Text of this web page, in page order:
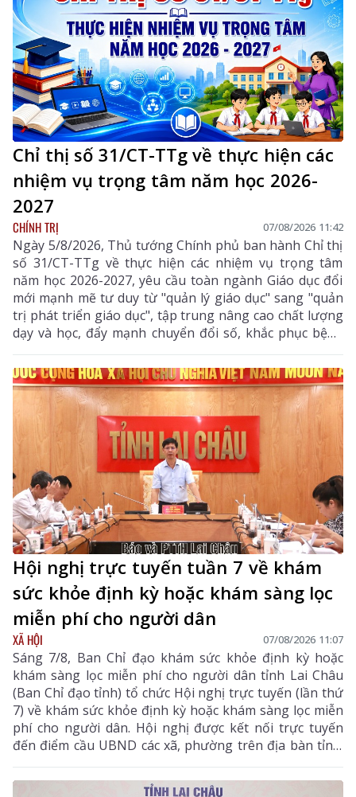
Chỉ thị số 31/CT-TTg về thực hiện các
nhiệm vụ trọng tâm năm học 2026-
2027
CHÍNH TRỊ 07/08/2026 11:42
Ngày 5/8/2026, Thủ tướng Chính phủ ban hành Chỉ thị
số 31/CT-TTg về thực hiện các nhiệm vụ trọng tâm
năm học 2026-2027, yêu cầu toàn ngành Giáo dục đổi
mới mạnh mẽ tư duy từ "quản lý giáo dục" sang "quản
trị phát triển giáo dục", tập trung nâng cao chất lượng
dạy và học, đẩy mạnh chuyển đổi số, khắc phục bệnh
thành tích, bảo đảm đủ giáo viên, trường lớp, cơ sở
vật chất và xây dựng môi trường giáo dục an toàn,
hiện đại, đáp ứng yêu cầu phát triển nguồn nhân lực
chất lượng cao.
Hội nghị trực tuyến tuần 7 về khám
sức khỏe định kỳ hoặc khám sàng lọc
miễn phí cho người dân
XÃ HỘI 07/08/2026 11:07
Sáng 7/8, Ban Chỉ đạo khám sức khỏe định kỳ hoặc
khám sàng lọc miễn phí cho người dân tỉnh Lai Châu
(Ban Chỉ đạo tỉnh) tổ chức Hội nghị trực tuyến (lần thứ
7) về khám sức khỏe định kỳ hoặc khám sàng lọc miễn
phí cho người dân. Hội nghị được kết nối trực tuyến
đến điểm cầu UBND các xã, phường trên địa bàn tỉnh.
Đồng chí Bùi Tiến Thanh – Tỉnh ủy viên, Giám đốc Sở
Y tế, Phó Trưởng Ban chỉ đạo tỉnh chủ trì hội nghị. Dự